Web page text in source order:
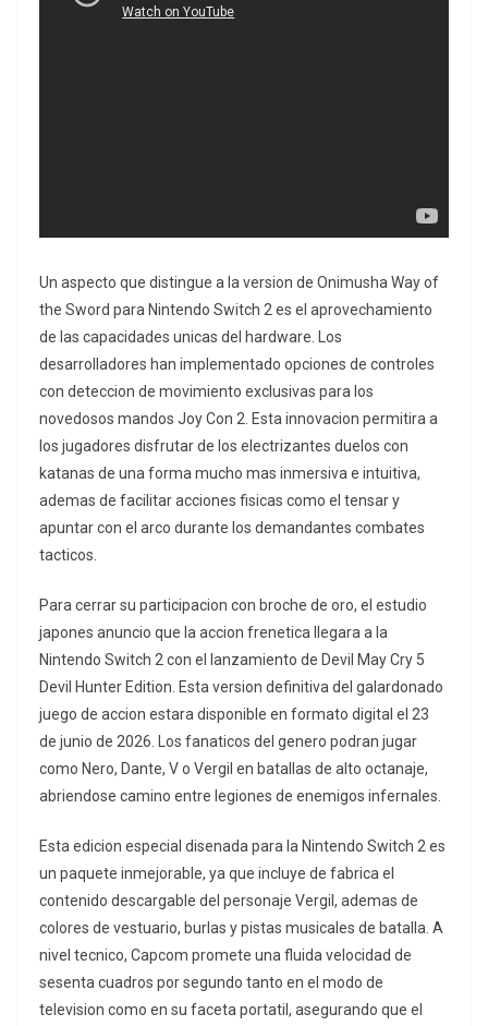
Un aspecto que distingue a la version de Onimusha Way of
the Sword para Nintendo Switch 2 es el aprovechamiento
de las capacidades unicas del hardware. Los
desarrolladores han implementado opciones de controles
con deteccion de movimiento exclusivas para los
novedosos mandos Joy Con 2. Esta innovacion permitira a
los jugadores disfrutar de los electrizantes duelos con
katanas de una forma mucho mas inmersiva e intuitiva,
ademas de facilitar acciones fisicas como el tensar y
apuntar con el arco durante los demandantes combates
tacticos.
Para cerrar su participacion con broche de oro, el estudio
japones anuncio que la accion frenetica llegara a la
Nintendo Switch 2 con el lanzamiento de Devil May Cry 5
Devil Hunter Edition. Esta version definitiva del galardonado
juego de accion estara disponible en formato digital el 23
de junio de 2026. Los fanaticos del genero podran jugar
como Nero, Dante, V o Vergil en batallas de alto octanaje,
abriendose camino entre legiones de enemigos infernales.
Esta edicion especial disenada para la Nintendo Switch 2 es
un paquete inmejorable, ya que incluye de fabrica el
contenido descargable del personaje Vergil, ademas de
colores de vestuario, burlas y pistas musicales de batalla. A
nivel tecnico, Capcom promete una fluida velocidad de
sesenta cuadros por segundo tanto en el modo de
television como en su faceta portatil, asegurando que el